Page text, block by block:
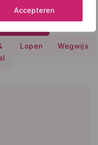
Accepteren
Lopen Wegwijs